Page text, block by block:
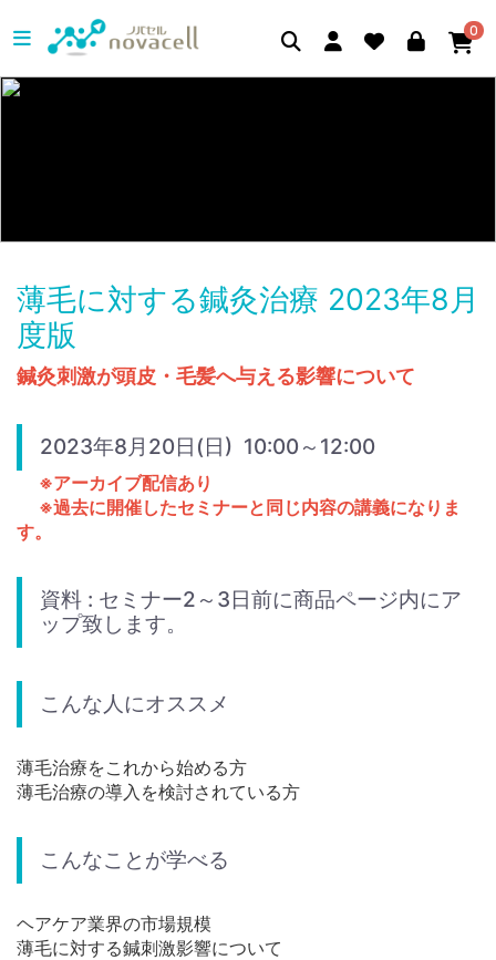
0
薄毛に対する鍼灸治療 2023年8月
度版
鍼灸刺激が頭皮・毛髪へ与える影響について
2023年8月20日(日) 10:00～12:00
※アーカイブ配信あり
※過去に開催したセミナーと同じ内容の講義になりま
す。
資料 : セミナー2～3日前に商品ページ内にア
ップ致します。
こんな人にオススメ
薄毛治療をこれから始める方
薄毛治療の導入を検討されている方
こんなことが学べる
ヘアケア業界の市場規模
薄毛に対する鍼刺激影響について